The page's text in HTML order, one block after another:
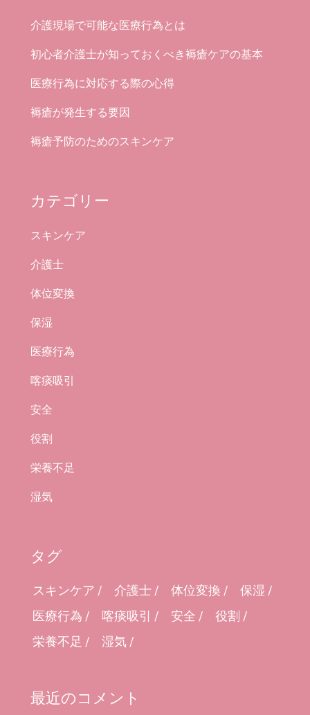
介護現場で可能な医療行為とは
初心者介護士が知っておくべき褥瘡ケアの基本
医療行為に対応する際の心得
褥瘡が発生する要因
褥瘡予防のためのスキンケア
カテゴリー
スキンケア
介護士
体位変換
保湿
医療行為
喀痰吸引
安全
役割
栄養不足
湿気
タグ
スキンケア 介護士 体位変換
保湿
医療行為
喀痰吸引 安全
役割
栄養不足
湿気
最近のコメント